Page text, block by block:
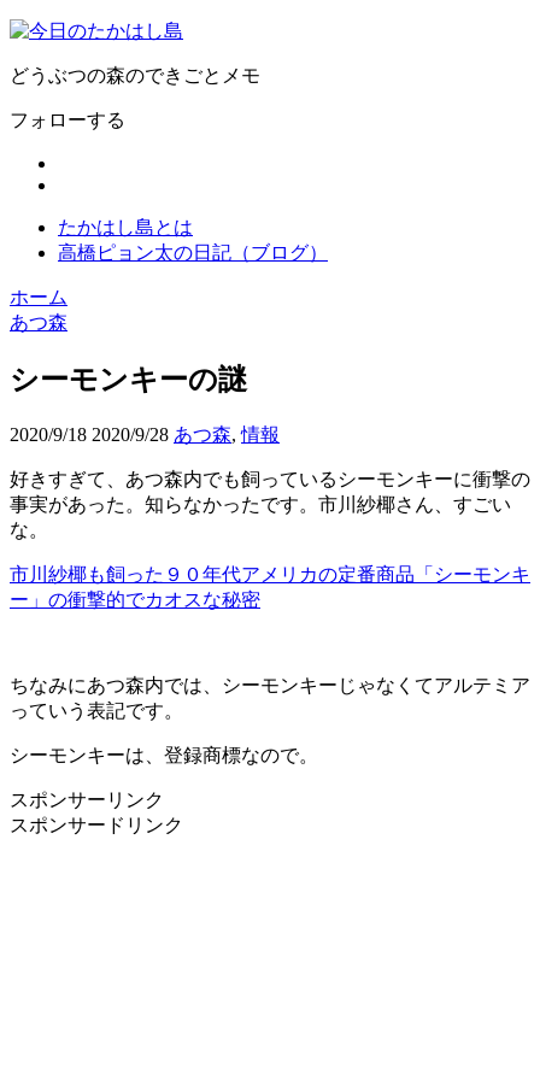
どうぶつの森のできごとメモ
フォローする
たかはし島とは
高橋ピョン太の日記（ブログ）
ホーム
あつ森
シーモンキーの謎
2020/9/18 2020/9/28 あつ森,情報
好きすぎて、あつ森内でも飼っているシーモンキーに衝撃の
事実があった。知らなかったです。市川紗椰さん、すごい
な。
市川紗椰も飼った９０年代アメリカの定番商品「シーモンキ
ー」の衝撃的でカオスな秘密
ちなみにあつ森内では、シーモンキーじゃなくてアルテミア
っていう表記です。
シーモンキーは、登録商標なので。
スポンサーリンク
スポンサードリンク